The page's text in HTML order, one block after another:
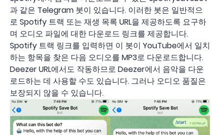
과 같은 Telegram 봇이 있습니다. 이러한 봇은 일반적으
로 Spotify 트랙 또는 재생 목록 URL을 제공하도록 요구하
며 오디오 파일에 대한 다운로드 링크를 제공합니다.
Spotify 트랙 링크를 입력하면 이 봇이 YouTube에서 일치
하는 항목을 찾은 다음 오디오를 MP3로 다운로드합니다.
Deezer URL에서도 작동하므로 Deezer에서 음악을 다운
로드하는 데 사용할 수도 있습니다. 그러나 오디오 품질은
보장되지 않을 수 있습니다.